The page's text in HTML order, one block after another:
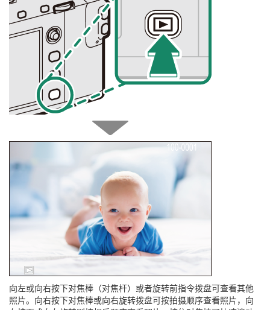
向左或向右按下对焦棒（对焦杆）或者旋转前指令拨盘可查看其他
照片。向右按下对焦棒或向右旋转拨盘可按拍摄顺序查看照片，向